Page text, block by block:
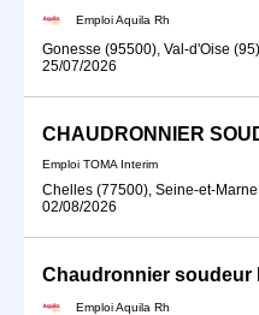
Emploi Aquila Rh
Gonesse (95500), Val-d'Oise
25/07/2026
CHAUDRONNIER
Emploi TOMA Interim
Chelles (77500), Seine-et-
02/08/2026
Chaudronnier soudeur
Emploi Aquila Rh